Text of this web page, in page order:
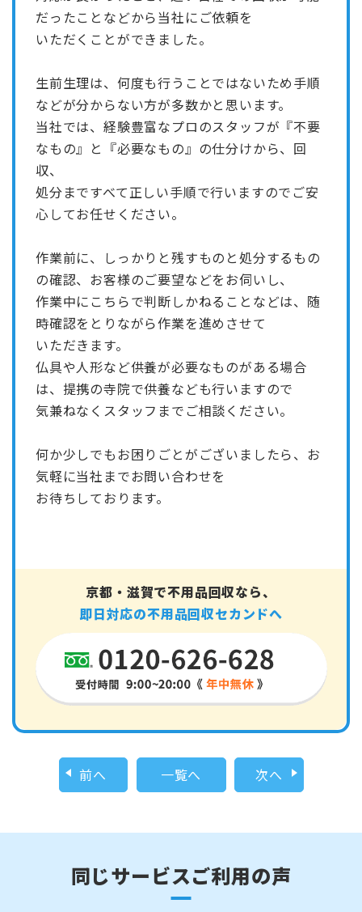
だったことなどから当社にご依頼を
いただくことができました。
生前生理は、何度も行うことではないため手順
などが分からない方が多数かと思います。
当社では、経験豊富なプロのスタッフが『不要
なもの』と『必要なもの』の仕分けから、回
収、
処分まですべて正しい手順で行いますのでご安
心してお任せください。
作業前に、しっかりと残すものと処分するもの
の確認、お客様のご要望などをお伺いし、
作業中にこちらで判断しかねることなどは、随
時確認をとりながら作業を進めさせて
いただきます。
仏具や人形など供養が必要なものがある場合
は、提携の寺院で供養なども行いますので
気兼ねなくスタッフまでご相談ください。
何か少しでもお困りごとがございましたら、お
気軽に当社までお問い合わせを
お待ちしております。
京都・滋賀で不用品回収なら、
即日対応の不用品回収セカンドへ
前へ 一覧へ 次へ
同じサービスご利用の声